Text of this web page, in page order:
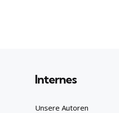
Internes
Unsere Autoren